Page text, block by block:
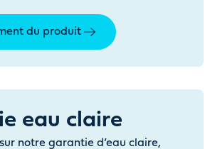
du produit
eau claire
notre garantie d’eau claire,